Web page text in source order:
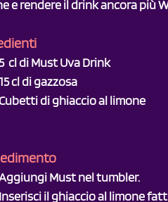
e rendere il drink ancora più
cl di Must Uva Drink
cl di gazzosa
Cubetti di ghiaccio al limone
Must nel tumbler.
Inserisci il ghiaccio al limone